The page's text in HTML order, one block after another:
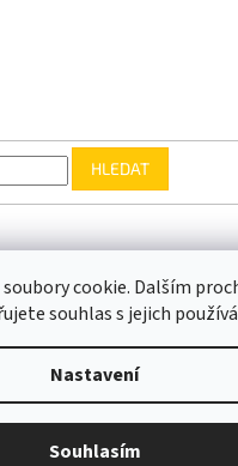
cookie. Dalším
souhlas s jejich
Nastavení
Souhlasím
HLEDAT
Vytvořil Shoptet
VIJA.cz. Všechna práva